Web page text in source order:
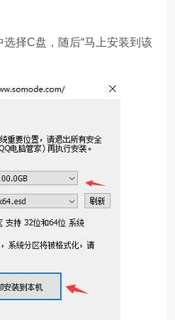
择C盘，随后“马上安装到该